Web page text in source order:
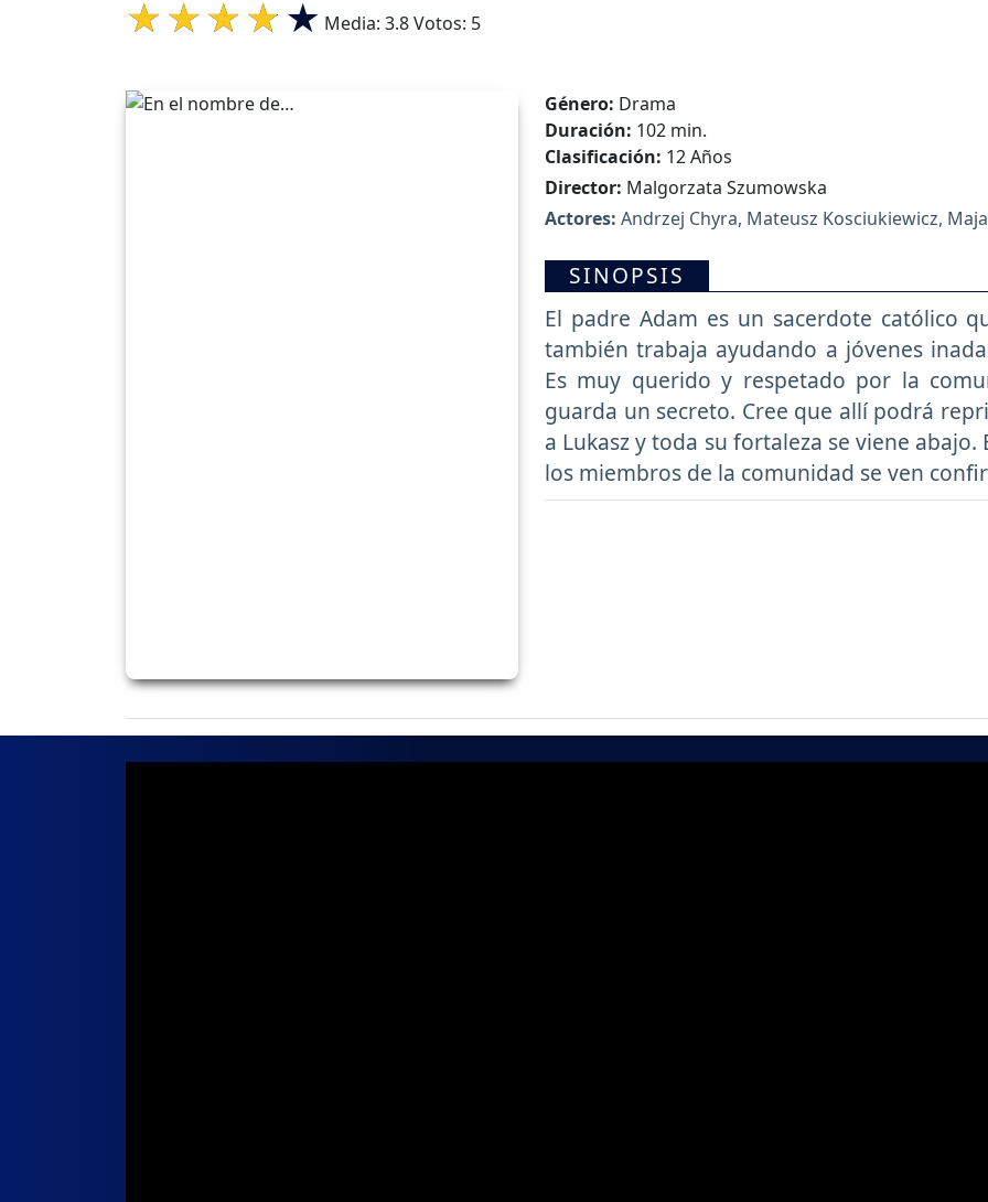
Media: 3.8Votos: 5
Género: Drama
Duración: 102 min.
Clasificación: 12 Años
Director: Malgorzata Szumowska
Actores: Andrzej Chyra, Mateusz Kosciukiewicz,
SINOPSIS
El padre Adam es un sacerdote católico
también trabaja ayudando a jóvenes
Es muy querido y respetado por la
guarda un secreto. Cree que allí podrá
a Lukasz y toda su fortaleza se viene
los miembros de la comunidad se ven